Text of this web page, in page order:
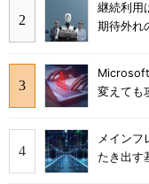
継続利用
期待外れ
変えても
メイン
たき出す